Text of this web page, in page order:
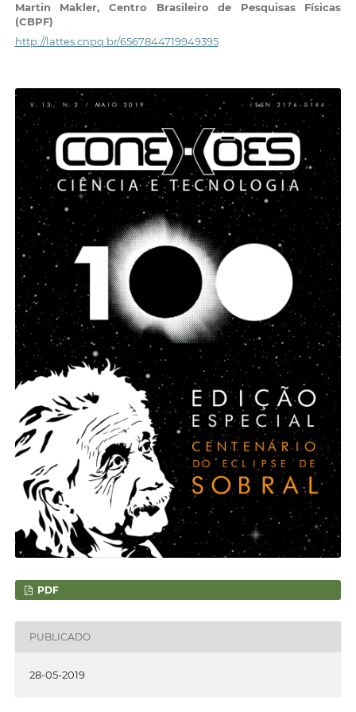
Martin Makler, Centro Brasileiro de Pesquisas Físicas
(CBPF)
http://lattes.cnpq.br/6567844719949395
PDF
PUBLICADO
28-05-2019